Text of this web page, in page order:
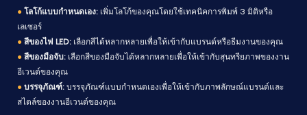
● โลโก้แบบกำหนดเอง: เพิ่มโลโก้ของคุณโดยใช้เทคนิคการพิมพ์ 3 มิติหรือ
เลเซอร์
● สีของไฟ LED: เลือกสีได้หลากหลายเพื่อให้เข้ากับแบรนด์หรือธีมงานของคุณ
● สีของมือจับ: เลือกสีของมือจับได้หลากหลายเพื่อให้เข้ากับสุนทรียภาพของงาน
อีเวนต์ของคุณ
● บรรจุภัณฑ์: บรรจุภัณฑ์แบบกำหนดเองเพื่อให้เข้ากับภาพลักษณ์แบรนด์และ
สไตล์ของงานอีเวนต์ของคุณ